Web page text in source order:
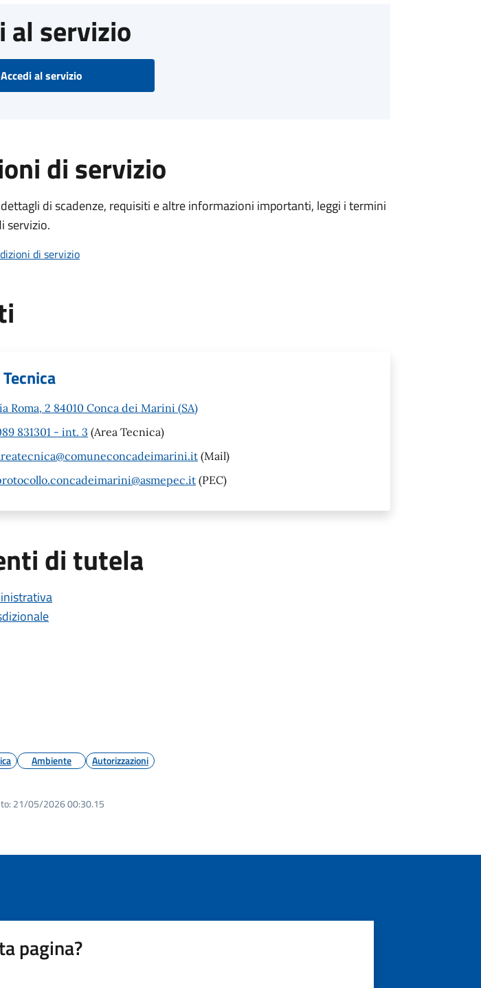
al servizio
Accedi al servizio
di servizio
di scadenze, requisiti e altre informazioni importanti, leggi i termini
servizio.
di servizio
Roma, 2 84010 Conca dei Marini (SA)
831301 - int. 3 (Area Tecnica)
(Mail)
(PEC)
di tutela
Ambiente Autorizzazioni
21/05/2026 00:30.15
pagina?